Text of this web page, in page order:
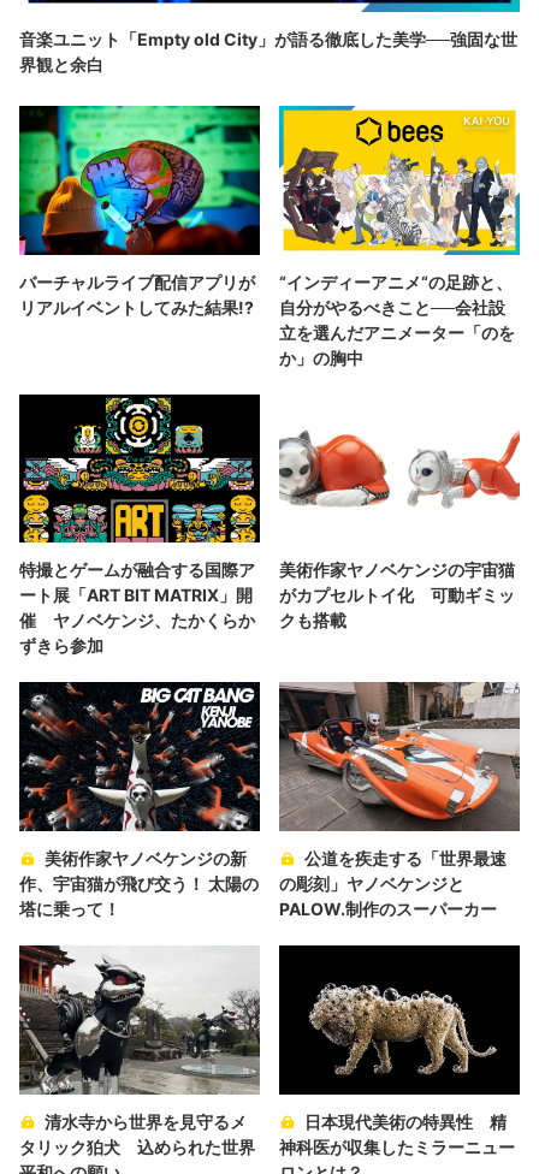
音楽ユニット「Empty old City」が語る徹底した美学──強固な世
界観と余白
バーチャルライブ配信アプリが
リアルイベントしてみた結果!?
“インディーアニメ“の足跡と、
自分がやるべきこと──会社設
立を選んだアニメーター「のを
か」の胸中
特撮とゲームが融合する国際ア
ート展「ART BIT MATRIX」開
催 ヤノベケンジ、たかくらか
ずきら参加
美術作家ヤノベケンジの宇宙猫
がカプセルトイ化 可動ギミッ
クも搭載
美術作家ヤノベケンジの新
作、宇宙猫が飛び交う！ 太陽の
塔に乗って！
公道を疾走する「世界最速
の彫刻」ヤノベケンジと
PALOW.制作のスーパーカー
清水寺から世界を見守るメ
タリック狛犬 込められた世界
日本現代美術の特異性 精
神科医が収集したミラーニュー